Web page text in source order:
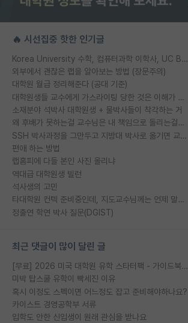
🔥 시선집중 핫한 인기글
Korea University 수학, 컴퓨터과학 이학사, UC Berkeley 산업공학 대학원 공학박사가 되는 것은 쉽지 않겠죠?
외부에서 괜찮은 랩을 알아보는 방법 (장문주의)
대학원 월급 정리해준다 (공대 기준)
대학원생들 교수에게 가스라이팅 당한 것은 이해가 갑니다. 안타깝네요.
소재분야 석박사 대학원생 + 물박사들이 착각하는 거
왜 후배가 못하는걸 교수님은 내 책임으로 돌리는걸까요?
SSH 박사과정을 그만두고 지방대 박사로 옮기면 교수의 꿈은 끝일까요?
편애 하는 방법
랩홈피에 다들 본인 사진 올리냐
역대급 대학원생 빌런
석사생의 고민
타대학원 컨텍 준비중인데, 지도교수님께는 언제 말씀드려야 할까요?
정출연 학연 박사 질문(DGIST)
최근 댓글이 많이 달린 글
[무료] 2026 미국 대학원 유학 스타터팩 - 가이드북 & 합격자 컨택메일 템플릿
미박 탑스쿨 유학이 빡세진 이유
혹시 이정도 스펙이면 어느정도 잡고 준비해야하나요?
카이스트 경영공학부 서류
입학도 안한 신입생이 원래 관심을 받나요